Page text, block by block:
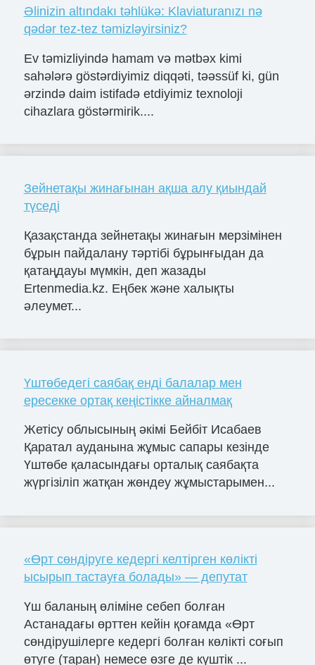
Əlinizin altındakı təhlükə: Klaviaturanızı nə
qədər tez-tez təmizləyirsiniz?
Ev təmizliyində hamam və mətbəx kimi
sahələrə göstərdiyimiz diqqəti, təəssüf ki, gün
ərzində daim istifadə etdiyimiz texnoloji
cihazlara göstərmirik....
Зейнетақы жинағынан ақша алу қиындай
түседі
Қазақстанда зейнетақы жинағын мерзімінен
бұрын пайдалану тәртібі бұрынғыдан да
қатаңдауы мүмкін, деп жазады
Ertenmedia.kz. Еңбек және халықты
әлеумет...
Үштөбедегі саябақ енді балалар мен
ересекке ортақ кеңістікке айналмақ
Жетісу облысының әкімі Бейбіт Исабаев
Қаратал ауданына жұмыс сапары кезінде
Үштөбе қаласындағы орталық саябақта
жүргізіліп жатқан жөндеу жұмыстарымен...
«Өрт сөндіруге кедергі келтірген көлікті
ысырып тастауға болады» — депутат
Үш баланың өліміне себеп болған
Астанадағы өрттен кейін қоғамда «Өрт
сөндірушілерге кедергі болған көлікті соғып
өтуге (таран) немесе өзге де күштік ...